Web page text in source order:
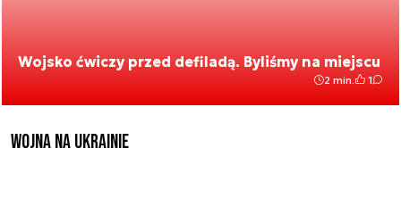
Wojsko ćwiczy przed defiladą. Byliśmy na miejscu
2 min. 1
Wojna na Ukrainie